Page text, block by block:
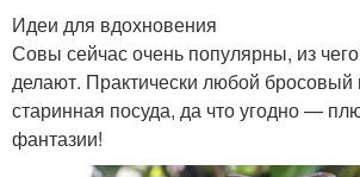
Идеи для вдохновения
Совы сейчас очень популярны, из
делают. Практически любой бросовый
старинная посуда, да что угодно —
фантазии!